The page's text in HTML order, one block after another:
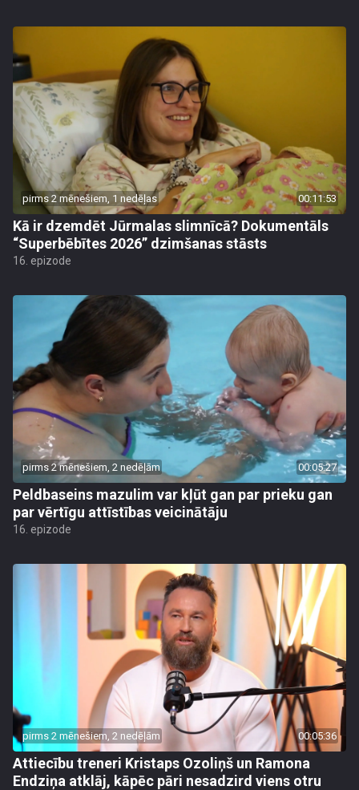
pirms 2 mēnešiem, 1 nedēļas 00:11:53
Kā ir dzemdēt Jūrmalas slimnīcā? Dokumentāls
“Superbēbītes 2026” dzimšanas stāsts
16. epizode
pirms 2 mēnešiem, 2 nedēļām 00:05:27
Peldbaseins mazulim var kļūt gan par prieku gan
par vērtīgu attīstības veicinātāju
16. epizode
pirms 2 mēnešiem, 2 nedēļām 00:05:36
Attiecību treneri Kristaps Ozoliņš un Ramona
Endziņa atklāj, kāpēc pāri nesadzird viens otru